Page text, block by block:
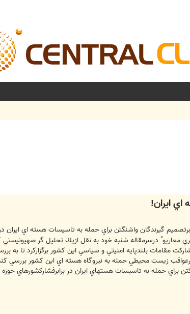
ايران!
گيرندگان واشنگتن براي حمله به تاسيسات هسته اي ايران
معاريو" درسرمقاله شنبه خود به نقل ازيك تحليل گر
مقامات بلندپايه امنيتي و سياسي اين كشور برگزاركرد تا به
زيست محيطي حمله به نيروگاه هسته اي اين كشور بررسي
براي حمله به تاسيسات هستهاي ايران در برابرفشاركشورهاي